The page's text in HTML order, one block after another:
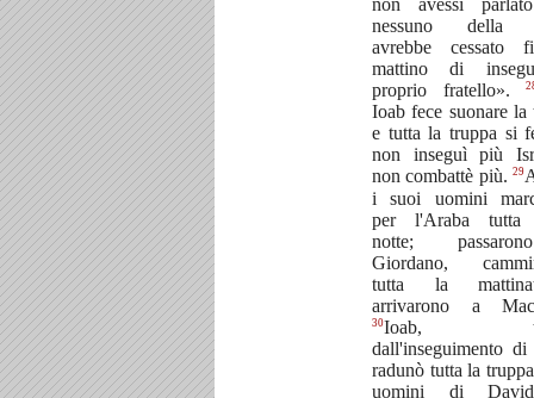
nessuno della
avrebbe cessato
mattino di
proprio fratello».
Ioab fece suonare la
e tutta la truppa si
non inseguì più
non combattè più. 29
i suoi uomini
per l'Araba tutta
notte;
Giordano,
tutta la
arrivarono a
30Ioab,
dall'inseguimento di
radunò tutta la
uomini di